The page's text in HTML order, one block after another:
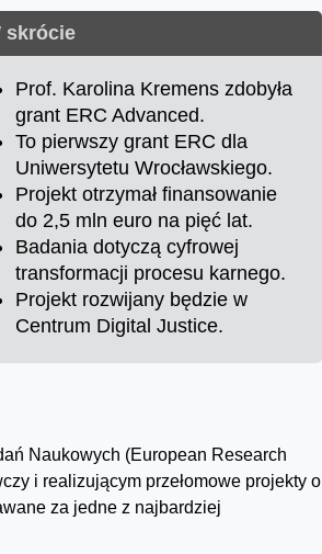
skrócie
Prof. Karolina Kremens zdobyła
grant ERC Advanced.
To pierwszy grant ERC dla
Uniwersytetu Wrocławskiego.
Projekt otrzymał finansowanie
do 2,5 mln euro na pięć lat.
Badania dotyczą cyfrowej
transformacji procesu karnego.
Projekt rozwijany będzie w
Centrum Digital Justice.
Naukowych (European Research
i realizującym przełomowe projekty o
za jedne z najbardziej